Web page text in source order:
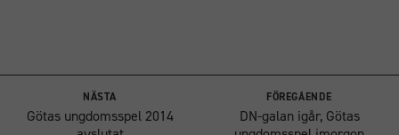
NÄSTA
Götas ungdomsspel 2014
FÖREGÅENDE
DN-galan igår, Götas